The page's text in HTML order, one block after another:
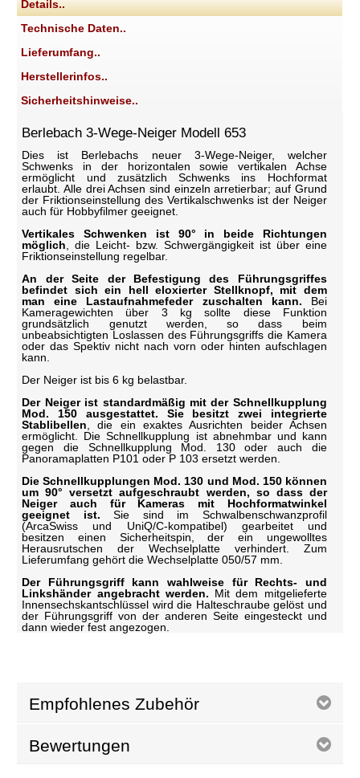
Details..
Technische Daten..
Lieferumfang..
Herstellerinfos..
Sicherheitshinweise..
Berlebach 3-Wege-Neiger Modell 653
Dies ist Berlebachs neuer 3-Wege-Neiger, welcher
Schwenks in der horizontalen sowie vertikalen Achse
ermöglicht und zusätzlich Schwenks ins Hochformat
erlaubt. Alle drei Achsen sind einzeln arretierbar; auf Grund
der Friktionseinstellung des Vertikalschwenks ist der Neiger
auch für Hobbyfilmer geeignet.
Vertikales Schwenken ist 90° in beide Richtungen
möglich, die Leicht- bzw. Schwergängigkeit ist über eine
Friktionseinstellung regelbar.
An der Seite der Befestigung des Führungsgriffes
befindet sich ein hell eloxierter Stellknopf, mit dem
man eine Lastaufnahmefeder zuschalten kann. Bei
Kameragewichten über 3 kg sollte diese Funktion
grundsätzlich genutzt werden, so dass beim
unbeabsichtigten Loslassen des Führungsgriffs die Kamera
oder das Spektiv nicht nach vorn oder hinten aufschlagen
kann.
Der Neiger ist bis 6 kg belastbar.
Der Neiger ist standardmäßig mit der Schnellkupplung
Mod. 150 ausgestattet. Sie besitzt zwei integrierte
Stablibellen, die ein exaktes Ausrichten beider Achsen
ermöglicht. Die Schnellkupplung ist abnehmbar und kann
gegen die Schnellkupplung Mod. 130 oder auch die
Panoramaplatten P101 oder P 103 ersetzt werden.
Die Schnellkupplungen Mod. 130 und Mod. 150 können
um 90° versetzt aufgeschraubt werden, so dass der
Neiger auch für Kameras mit Hochformatwinkel
geeignet ist. Sie sind im Schwalbenschwanzprofil
(ArcaSwiss und UniQ/C-kompatibel) gearbeitet und
besitzen einen Sicherheitspin, der ein ungewolltes
Herausrutschen der Wechselplatte verhindert. Zum
Lieferumfang gehört die Wechselplatte 050/57 mm.
Der Führungsgriff kann wahlweise für Rechts- und
Linkshänder angebracht werden. Mit dem mitgelieferte
Innensechskantschlüssel wird die Halteschraube gelöst und
der Führungsgriff von der anderen Seite eingesteckt und
dann wieder fest angezogen.
Empfohlenes Zubehör
Bewertungen